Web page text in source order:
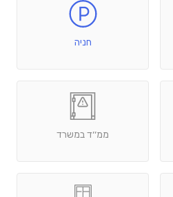
חניה
ממ׳׳ד במשרד